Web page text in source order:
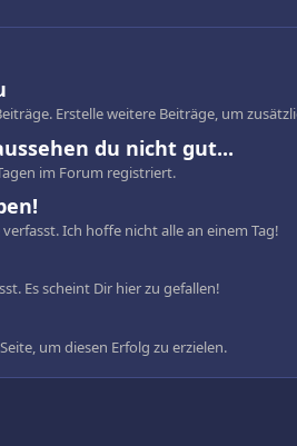
Erstelle weitere Beiträge, um
du nicht gut...
im Forum registriert.
Ich hoffe nicht alle an einem Tag!
Es scheint Dir hier zu gefallen!
um diesen Erfolg zu erzielen.